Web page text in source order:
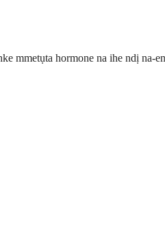
mmetụta hormone na ihe ndị na-